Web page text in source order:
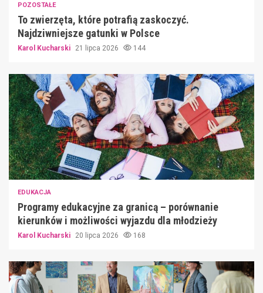
POZOSTAŁE
To zwierzęta, które potrafią zaskoczyć.
Najdziwniejsze gatunki w Polsce
Karol Kucharski 21 lipca 2026 144
EDUKACJA
Programy edukacyjne za granicą – porównanie
kierunków i możliwości wyjazdu dla młodzieży
Karol Kucharski 20 lipca 2026 168